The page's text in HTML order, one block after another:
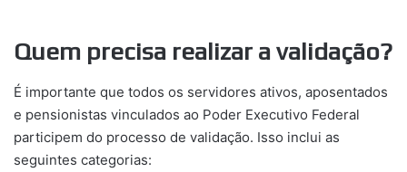
Quem precisa realizar a validação?
É importante que todos os servidores ativos, aposentados
e pensionistas vinculados ao Poder Executivo Federal
participem do processo de validação. Isso inclui as
seguintes categorias: